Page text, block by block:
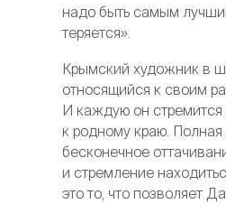
надо быть самым
теряется».
Крымский художник в
относящийся к своим
И каждую он стремится
к родному краю. Полная
бесконечное
и стремление
это то, что позволяет